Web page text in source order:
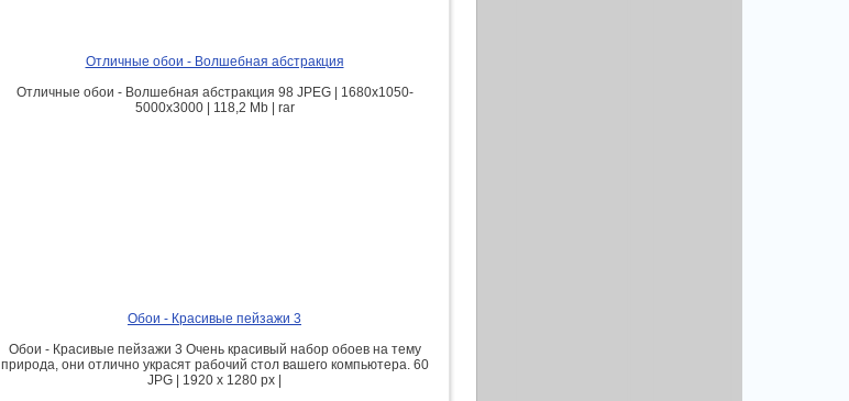
Отличные обои - Волшебная абстракция
Отличные обои - Волшебная абстракция 98 JPEG | 1680х1050-
5000x3000 | 118,2 Mb | rar
Обои - Красивые пейзажи 3
Обои - Красивые пейзажи 3 Очень красивый набор обоев на тему
природа, они отлично украсят рабочий стол вашего компьютера. 60
JPG | 1920 x 1280 px |